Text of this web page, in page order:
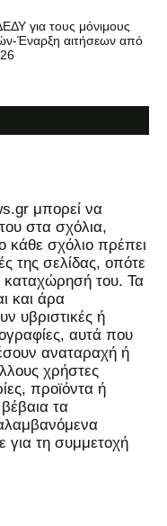
για τους μόνιμους
Έναρξη αιτήσεων από
μπορεί να
στα σχόλια,
κάθε σχόλιο πρέπει
της σελίδας, οπότε
καταχώρησή του. Τα
και άρα
υβριστικές ή
αυτά που
αναταραχή ή
χρήστες
προϊόντα ή
βέβαια τα
για τη συμμετοχή